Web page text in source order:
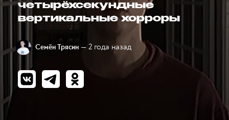
четырёхсекундные
вертикальные хорроры
Семён Трясин — 2 года назад